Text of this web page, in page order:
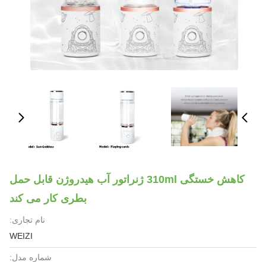
کاهش خستگی 310ml ژنراتور آب هیدروژن قابل حمل
بطری کار می کند
نام تجاری:
WEIZI
شماره مدل: